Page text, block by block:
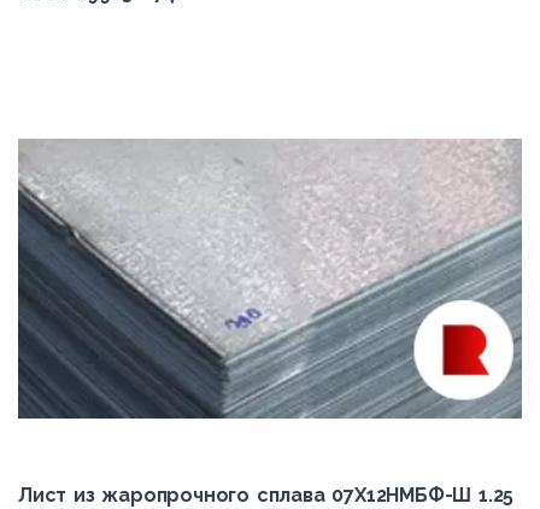
Лист из жаропрочного сплава 07Х12НМБФ-Ш 1.25